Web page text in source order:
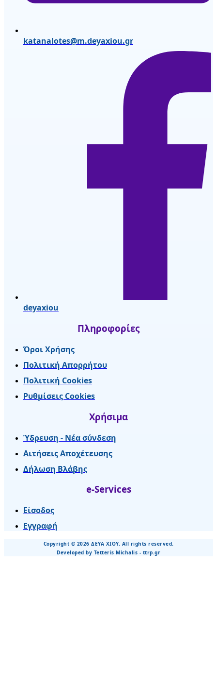
katanalotes@m.deyaxiou.gr
deyaxiou
Πληροφορίες
Όροι Χρήσης
Πολιτική Απορρήτου
Πολιτική Cookies
Ρυθμίσεις Cookies
Χρήσιμα
Ύδρευση - Νέα σύνδεση
Αιτήσεις Αποχέτευσης
Δήλωση Βλάβης
e-Services
Είσοδος
Εγγραφή
Copyright © 2026 ΔΕΥΑ ΧΙΟΥ. All rights reserved.
Developed by Tetteris Michalis - ttrp.gr